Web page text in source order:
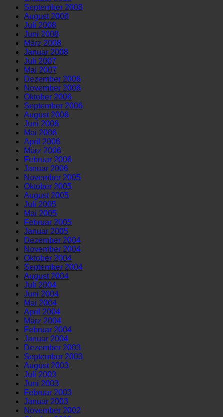
September 2008
August 2008
Juli 2008
Juni 2008
März 2008
Januar 2008
Juli 2007
Mai 2007
Dezember 2006
November 2006
Oktober 2006
September 2006
August 2006
Juni 2006
Mai 2006
April 2006
März 2006
Februar 2006
Januar 2006
November 2005
Oktober 2005
August 2005
Juli 2005
Mai 2005
Februar 2005
Januar 2005
Dezember 2004
November 2004
Oktober 2004
September 2004
August 2004
Juli 2004
Juni 2004
Mai 2004
April 2004
März 2004
Februar 2004
Januar 2004
Dezember 2003
September 2003
August 2003
Juli 2003
Juni 2003
Februar 2003
Januar 2003
November 2002